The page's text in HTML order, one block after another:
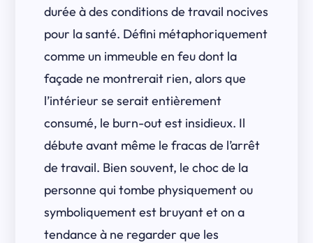
durée à des conditions de travail nocives
pour la santé. Défini métaphoriquement
comme un immeuble en feu dont la
façade ne montrerait rien, alors que
l’intérieur se serait entièrement
consumé, le burn-out est insidieux. Il
débute avant même le fracas de l’arrêt
de travail. Bien souvent, le choc de la
personne qui tombe physiquement ou
symboliquement est bruyant et on a
tendance à ne regarder que les